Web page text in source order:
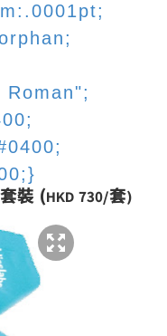
裝 (HKD 730/套)